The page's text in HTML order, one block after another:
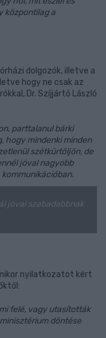
központilag a
dolgozók, illetve a
hogy ne csak az
Dr. Szíjjártó László
parttalanul bárki
hogy mindenki minden
szétkürtöljön, de
jóval nagyobb
jóval szabadabbnak
nyilatkozatot kért
felé, vagy utasították
döntése